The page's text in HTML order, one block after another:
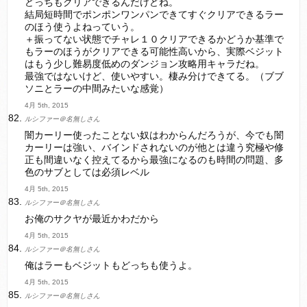
結局短時間でポンポンワンパンできてすぐクリアできるラー
のほう使うよねっていう。
＋振ってない状態でチャレ１０クリアできるかどうか基準で
もラーのほうがクリアできる可能性高いから、実際ベジット
はもう少し難易度低めのダンジョン攻略用キャラだね。
最強ではないけど、使いやすい。棲み分けできてる。（ブブ
ソニとラーの中間みたいな感覚）
4月 5th, 2015
ルシファー＠名無しさん
闇カーリー使ったことない奴はわからんだろうが、今でも闇
カーリーは強い、バインドされないのが他とは違う究極や修
正も間違いなく控えてるから最強になるのも時間の問題、多
色のサブとしては必須レベル
4月 5th, 2015
ルシファー＠名無しさん
お俺のサクヤが最近かわだから
4月 5th, 2015
ルシファー＠名無しさん
俺はラーもベジットもどっちも使うよ。
4月 5th, 2015
ルシファー＠名無しさん